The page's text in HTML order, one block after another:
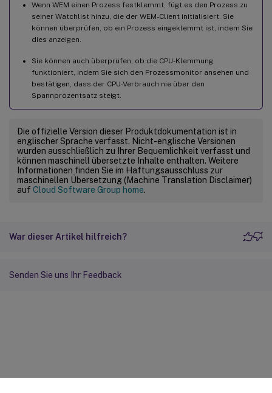
Wenn WEM einen Prozess festklemmt, fügt es den Prozess zu
seiner Watchlist hinzu, die der WEM-Client initialisiert. Sie
können überprüfen, ob ein Prozess eingeklemmt ist, indem Sie
dies anzeigen.
Sie können auch überprüfen, ob die CPU-Klemmung
funktioniert, indem Sie sich den Prozessmonitor ansehen und
bestätigen, dass der CPU-Verbrauch nie über den
Spannprozentsatz steigt.
Die offizielle Version dieser Produktdokumentation ist in
englischer Sprache verfasst. Nicht-englische Versionen
wurden ausschließlich zu Ihrer Bequemlichkeit verfasst und
können maschinell übersetzte Inhalte enthalten. Weitere
Informationen finden Sie im Haftungsausschluss zur
maschinellen Übersetzung (Machine Translation Disclaimer)
auf Cloud Software Group home.
War dieser Artikel hilfreich?
Senden Sie uns Ihr Feedback